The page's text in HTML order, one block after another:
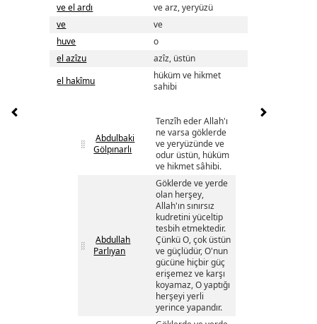
ve el ardı
ve arz, yeryüzü
ve
ve
huve
o
el azîzu
azîz, üstün
el hakîmu
hüküm ve hikmet
sahibi
Abdulbaki
Gölpınarlı
Tenzîh eder Allah'ı
ne varsa göklerde
ve yeryüzünde ve
odur üstün, hüküm
ve hikmet sâhibi.
Abdullah
Parlıyan
Göklerde ve yerde
olan herşey,
Allah'ın sınırsız
kudretini yüceltip
tesbih etmektedir.
Çünkü O, çok üstün
ve güçlüdür, O'nun
gücüne hiçbir güç
erişemez ve karşı
koyamaz, O yaptığı
herşeyi yerli
yerince yapandır.